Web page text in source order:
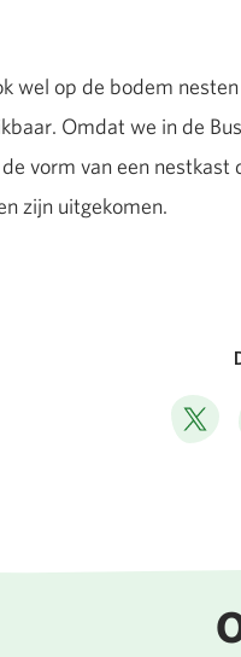
wel op de bodem
Omdat we in de
vorm van een
zijn uitgekomen.
Deel